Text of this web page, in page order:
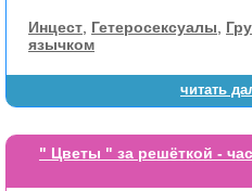
Инцест Гетеросексуалы
язычком
читать
" Цветы " за решёткой -